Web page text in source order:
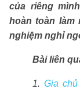
của riêng
hoàn toàn làm
nghiệm nghỉ
Bài liên
1. Gia